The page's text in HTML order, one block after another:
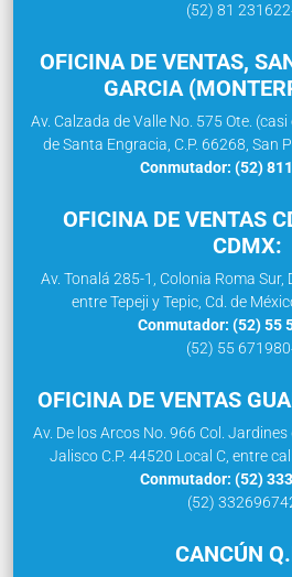
(52) 81
OFICINA DE VENTAS,
GARCIA
Av. Calzada de Valle No. 575 Ote.
de Santa Engracia, C.P. 66268, San
Conmutador: (52)
OFICINA DE VENTAS
CDMX:
Av. Tonalá 285-1, Colonia Roma
entre Tepeji y Tepic, Cd. de
Conmutador: (52) 55
(52) 55
OFICINA DE VENTAS
Av. De los Arcos No. 966 Col.
Jalisco C.P. 44520 Local C, entre
Conmutador: (52)
(52)
CANCÚN